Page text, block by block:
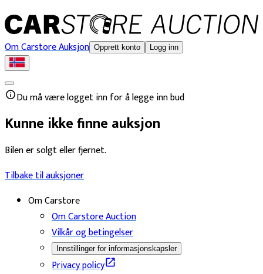
Om Carstore Auksjon Opprett konto Logg inn
Du må være logget inn for å legge inn bud
Kunne ikke finne auksjon
Bilen er solgt eller fjernet.
Tilbake til auksjoner
Om Carstore
Om Carstore Auction
Vilkår og betingelser
Innstillinger for informasjonskapsler
Privacy policy